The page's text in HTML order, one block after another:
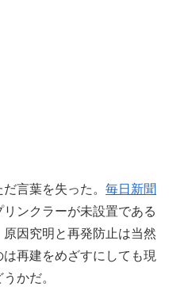
言葉を失った。 毎日新聞
ンクラーが未設置である
因究明と再発防止は当然
再建をめざすにしても現
かだ。